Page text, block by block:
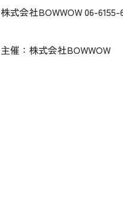
株式会社BOWWOW 06-6155-
主催：株式会社BOWWOW